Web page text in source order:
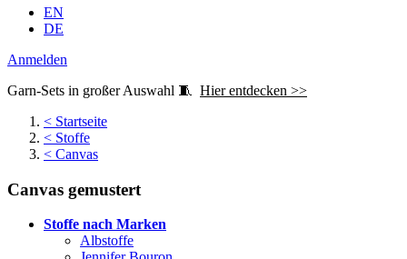
EN
DE
Anmelden
Garn-Sets in großer Auswahl 🧵 Hier entdecken >>
< Startseite
< Stoffe
< Canvas
Canvas gemustert
Stoffe nach Marken
Albstoffe